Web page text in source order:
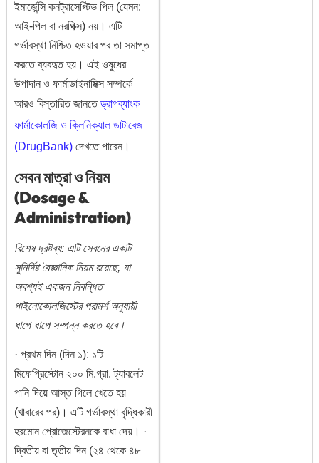
ইমার্জেন্সি কনট্রাসেপ্টিভ পিল (যেমন:
আই-পিল বা নরপিক্স) নয়। এটি
গর্ভাবস্থা নিশ্চিত হওয়ার পর তা সমাপ্ত
করতে ব্যবহৃত হয়। এই ওষুধের
উপাদান ও ফার্মাডাইনামিক্স সম্পর্কে
আরও বিস্তারিত জানতেড্রাগব্যাংক
ফার্মাকোলজি ও ক্লিনিক্যাল ডাটাবেজ
(DrugBank) দেখতে পারেন।
সেবন মাত্রা ও নিয়ম
(Dosage &
Administration)
বিশেষ দ্রষ্টব্য: এটি সেবনের একটি
সুনির্দিষ্ট বৈজ্ঞানিক নিয়ম রয়েছে, যা
অবশ্যই একজন নিবন্ধিত
গাইনোকোলজিস্টের পরামর্শ অনুযায়ী
ধাপে ধাপে সম্পন্ন করতে হবে।
· প্রথম দিন (দিন ১): ১টি
মিফেপ্রিস্টোন ২০০ মি.গ্রা. ট্যাবলেট
পানি দিয়ে আস্ত গিলে খেতে হয়
(খাবারের পর)। এটি গর্ভাবস্থা বৃদ্ধিকারী
হরমোন প্রোজেস্টেরনকে বাধা দেয়। ·
দ্বিতীয় বা তৃতীয় দিন (২৪ থেকে ৪৮